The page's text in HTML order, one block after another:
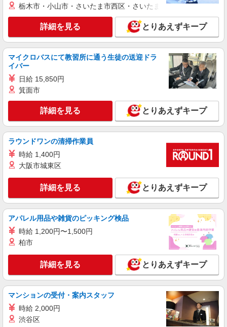
ッフ募集＊賞与年2回♪
【正社員】月給240,000〜400,000円 ・基本
給：200,000円〜220,000円 ・資格手当：10,000〜
30,000円 ・役職手当：10,000〜70,000円 ・処遇改
善手当：20,000〜60,000円（勤続年数、保有資格
により変動） ・固定残業手当：20,000円（10時
間） ※固定残業時間を超過する場合には超過勤務
認知症介護基礎研修 ・初任者研修 ・実務者研修
練馬区内 最寄：上石神井
詳細を見る
派遣社員
株式会社kotrio /●SW-H1-1853646
【大泉学園】レア！就労支援施設で軽作業の見
守りなど＊未経験OK
時給1500円〜 ＜日払い有/週払い有/交通費全
支給(ガソリン代含む)＞
キープ 詳細を見る
株式会社kotrio /●SW-H1-1986226
＜急募＞平和台駅＊就労支援施設でのびのび働
く♪面接なし
時給1500円〜 ＜日払い有/週払い有/交通費全
支給(ガソリン代含む)＞
東京都練馬区
キープ 詳細を見る
派遣社員
株式会社kotrio /●SW-H1-2001036
栃木市・小山市・さいたま市西区・さいたま市岩槻区・久喜市・
詳細を見る とりあえずキープ
マイクロバスにて教習所に通う生徒の送迎ドラ
イバー
日給 15,850円
箕面市
詳細を見る とりあえずキープ
ラウンドワンの清掃作業員
時給 1,400円
大阪市城東区
詳細を見る とりあえずキープ
アパレル用品や雑貨のピッキング検品
時給 1,200円〜1,500円
柏市
詳細を見る とりあえずキープ
マンションの受付・案内スタッフ
時給 2,000円
渋谷区